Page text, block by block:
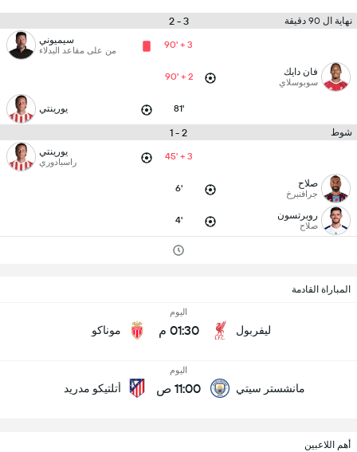
نهاية ال 90 دقيقة 3 - 2
90' + 3 سيميوني
من على مقاعد البدلاء
فان دايك
سوبوسلاي 90' + 2
81' يورينتي
شوط 2 - 1
45' + 3 يورينتي
راسبادوري
صلاح
جرافنبرخ 6'
روبرتسون
صلاح 4'
المباراة القادمة
ليفربول
اليوم
01:30 م موناكو
مانشستر سيتي
اليوم
11:00 ص أتلتيكو مدريد
أهم اللاعبين